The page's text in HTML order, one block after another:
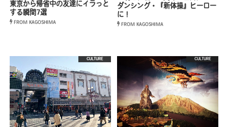
東京から帰省中の友達にイラっと
する瞬間7選
FROM KAGOSHIMA
ダンシング・『新体操』ヒーロー
に！
FROM KAGOSHIMA
CULTURE CULTURE